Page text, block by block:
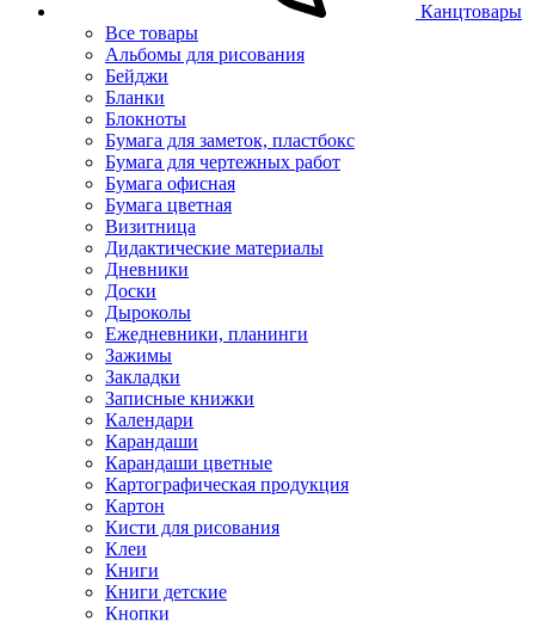
Канцтовары
Все товары
Альбомы для рисования
Бейджи
Бланки
Блокноты
Бумага для заметок, пластбокс
Бумага для чертежных работ
Бумага офисная
Бумага цветная
Визитница
Дидактические материалы
Дневники
Доски
Дыроколы
Ежедневники, планинги
Зажимы
Закладки
Записные книжки
Календари
Карандаши
Карандаши цветные
Картографическая продукция
Картон
Кисти для рисования
Клеи
Книги
Книги детские
Кнопки